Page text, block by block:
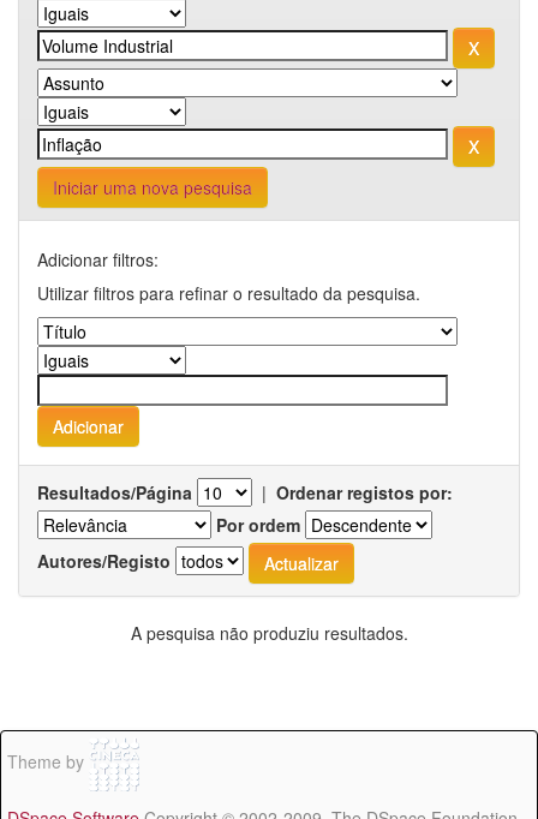
Iniciar uma nova pesquisa
Adicionar filtros:
Utilizar filtros para refinar o resultado da pesquisa.
Resultados/Página | Ordenar registos por:
Por ordem
Autores/Registo
A pesquisa não produziu resultados.
Theme by